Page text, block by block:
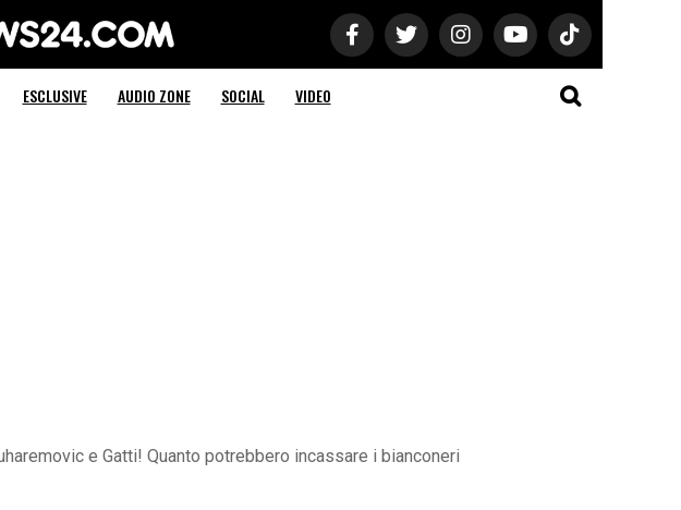
24
ESCLUSIVE AUDIO ZONE SOCIAL VIDEO
e Gatti! Quanto potrebbero incassare i bianconeri